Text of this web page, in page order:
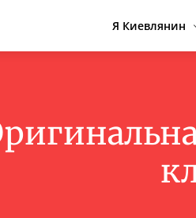
Я Киевлянин